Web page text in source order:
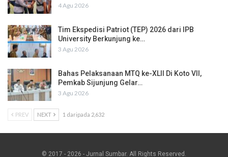
4 Agu 2026
Tim Ekspedisi Patriot (TEP) 2026 dari IPB
University Berkunjung ke…
3 Agu 2026
Bahas Pelaksanaan MTQ ke-XLII Di Koto VII,
Pemkab Sijunjung Gelar…
3 Agu 2026
PREV NEXT 1 daripada 2,632
© 2017 - 2026 - Jurnal Sumbar. All Rights Reserved.